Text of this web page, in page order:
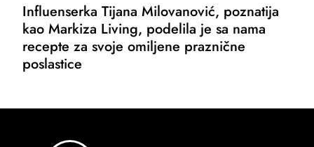
Influenserka Tijana Milovanović, poznatija
kao Markiza Living, podelila je sa nama
recepte za svoje omiljene praznične
poslastice